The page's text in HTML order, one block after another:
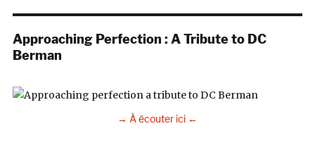
Approaching Perfection : A Tribute to DC
Berman
→ À écouter ici ←